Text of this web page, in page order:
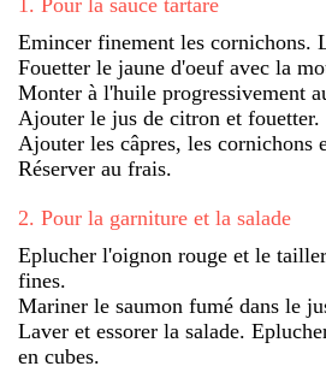
Emincer finement les cornichons.
Fouetter le jaune d'oeuf avec la
Monter à l'huile progressivement
Ajouter le jus de citron et fouetter.
Ajouter les câpres, les cornichons
Réserver au frais.
2. Pour la garniture et la salade
Eplucher l'oignon rouge et le
fines.
Mariner le saumon fumé dans le
Laver et essorer la salade.
en cubes.